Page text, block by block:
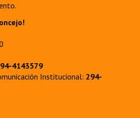
4143579
Institucional: 294-